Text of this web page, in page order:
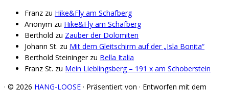
Franz zu Hike&Fly am Schafberg
Anonym zu Hike&Fly am Schafberg
Berthold zu Zauber der Dolomiten
Johann St. zu Mit dem Gleitschirm auf der „Isla Bonita“
Berthold Steiningerzu Bella Italia
Franz St. zu Mein Lieblingsberg – 191 x am Schoberstein
· © 2026 HANG-LOOSE · Präsentiert von · Entworfen mit dem